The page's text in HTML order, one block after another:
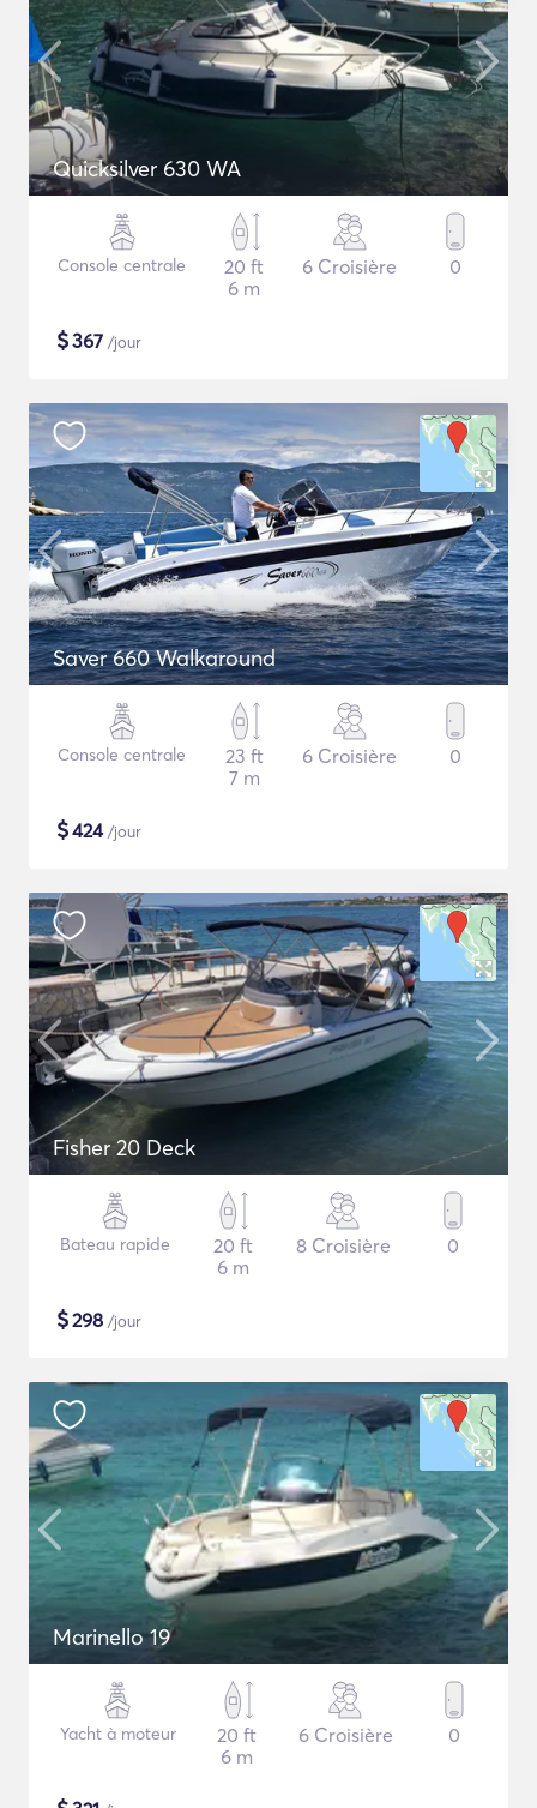
Quicksilver 630 WA
Console centrale
20 ft
6 m
6 Croisière 0
$367 /jour
Saver 660 Walkaround
Console centrale
23 ft
7 m
6 Croisière 0
$424/jour
Fisher 20 Deck
Bateau rapide
20 ft
6 m
8 Croisière 0
$298 /jour
Marinello 19
Yacht à moteur
20 ft
6 m
6 Croisière 0